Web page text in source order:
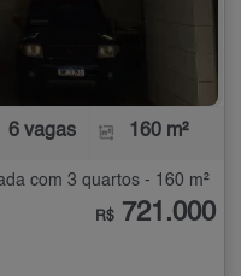
6 vagas 160 m²
com 3 quartos - 160 m²
R$ 721.000